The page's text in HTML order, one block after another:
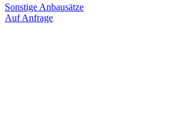
Sonstige Anbausätze
Auf Anfrage